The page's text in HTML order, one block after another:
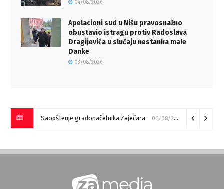
04/08/2026
Apelacioni sud u Nišu pravosnažno
obustavio istragu protiv Radoslava
Dragijevića u slučaju nestanka male
Danke
03/08/2026
Saopštenje gradonačelnika Zaječara 06/08/2026